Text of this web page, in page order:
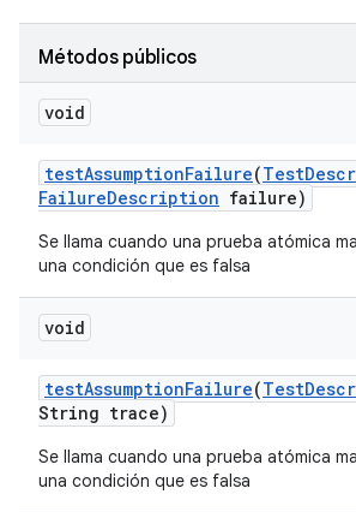
Métodos públicos
void
testAssumptionFailure(Test
FailureDescription failure)
Se llama cuando una prueba atómica
una condición que es falsa
void
testAssumptionFailure(Test
String trace)
Se llama cuando una prueba atómica
una condición que es falsa